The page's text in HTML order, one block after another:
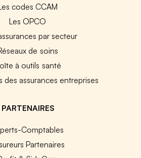
codes CCAM
Les OPCO
par secteur
de soins
à outils santé
des assurances entreprises
PARTENAIRES
Comptables
Partenaires